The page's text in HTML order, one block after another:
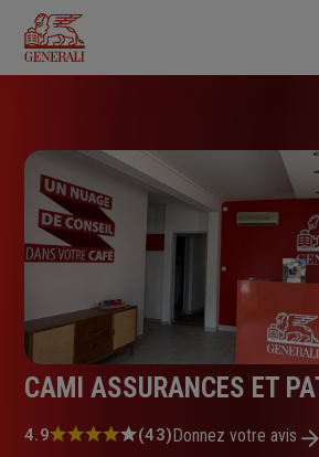
contenu
principal
CAMI ASSURANCES ET
Note
4.9 (43)Donnez votre avis